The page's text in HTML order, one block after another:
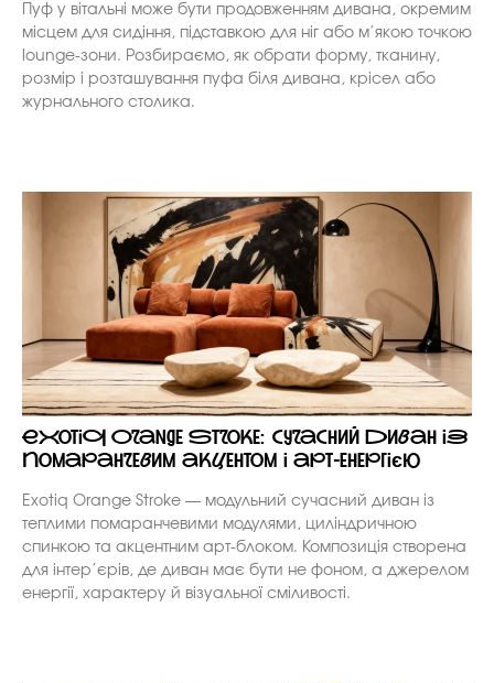
Пуф у вітальні може бути продовженням дивана, окремим
місцем для сидіння, підставкою для ніг або м’якою точкою
lounge-зони. Розбираємо, як обрати форму, тканину,
розмір і розташування пуфа біля дивана, крісел або
журнального столика.
Exotiq Orange Stroke: сучасний диван із
помаранчевим акцентом і арт-енергією
Exotiq Orange Stroke — модульний сучасний диван із
теплими помаранчевими модулями, циліндричною
спинкою та акцентним арт-блоком. Композиція створена
для інтер’єрів, де диван має бути не фоном, а джерелом
енергії, характеру й візуальної сміливості.